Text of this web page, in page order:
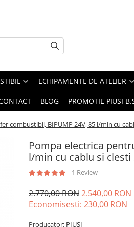
ECHIPAMENTE DE ATELIER
BLOG PROMOTIE PIUSI
combustibil, BIPUMP 24V, 85 l/min cu
Pompa electrica
l/min cu cablu si clesti
1 Review
2.770,00 RON2.540,00 RON
Economisesti: 230,00 RON
Producator: PIUSI